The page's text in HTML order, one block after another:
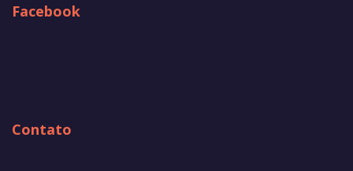
Facebook
Contato